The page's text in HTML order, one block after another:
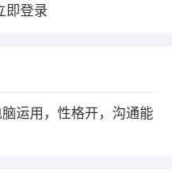
即登录
运用，性格开，沟通能